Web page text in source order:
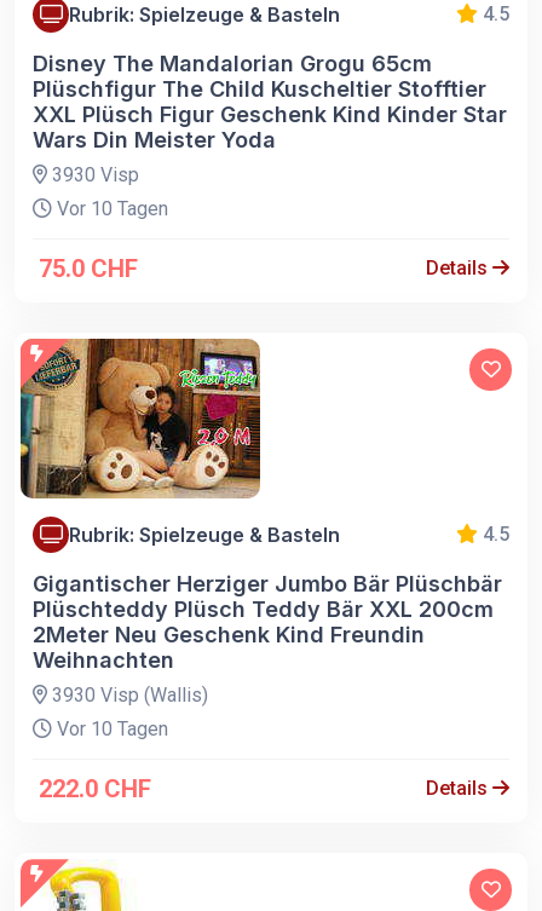
Rubrik: Spielzeuge & Basteln 4.5
Disney The Mandalorian Grogu 65cm
Plüschfigur The Child Kuscheltier Stofftier
XXL Plüsch Figur Geschenk Kind Kinder Star
Wars Din Meister Yoda
3930 Visp
Vor 10 Tagen
75.0 CHF Details
Rubrik: Spielzeuge & Basteln 4.5
Gigantischer Herziger Jumbo Bär Plüschbär
Plüschteddy Plüsch Teddy Bär XXL 200cm
2Meter Neu Geschenk Kind Freundin
Weihnachten
3930 Visp (Wallis)
Vor 10 Tagen
222.0 CHF Details